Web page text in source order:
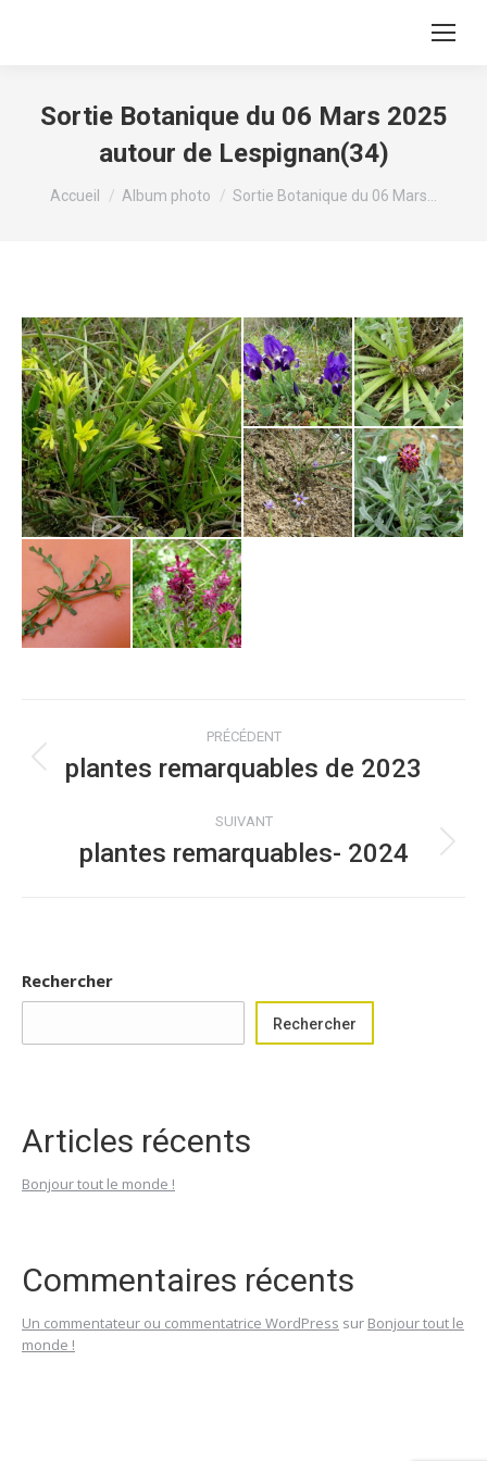
Sortie Botanique du 06 Mars 2025
autour de Lespignan(34)
Vous êtes ici :
Accueil Album photo Sortie Botanique du 06 Mars…
album
PRÉCÉDENT
Album
:
plantes remarquables de 2023
SUIVANT
Album
plantes remarquables- 2024
Rechercher
Rechercher
Articles récents
Bonjour tout le monde !
Commentaires récents
Un commentateur ou commentatrice WordPress sur Bonjour tout le
monde !